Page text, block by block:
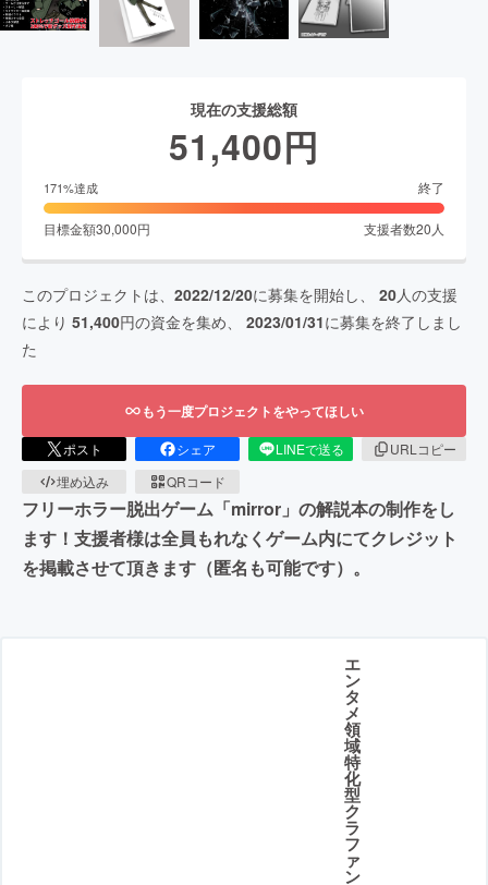
現在の支援総額
51,400円
171%達成 終了
目標金額30,000円 支援者数20人
このプロジェクトは、 2022/12/20に募集を開始し、 20人の支援
により 51,400円の資金を集め、 2023/01/31に募集を終了しまし
た
もう一度プロジェクトをやってほしい
ポスト シェア LINEで送る
URLコピー
埋め込み
QRコード
フリーホラー脱出ゲーム「mirror」の解説本の制作をし
ます！支援者様は全員もれなくゲーム内にてクレジット
を掲載させて頂きます（匿名も可能です）。
エ
ン
タ
メ
領
域
特
化
型
ク
ラ
フ
ァ
ン